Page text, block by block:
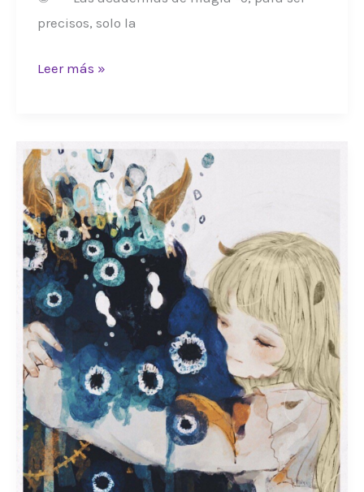
precisos, solo la
•
Parte
3:
Capitulo
2
Leer más »